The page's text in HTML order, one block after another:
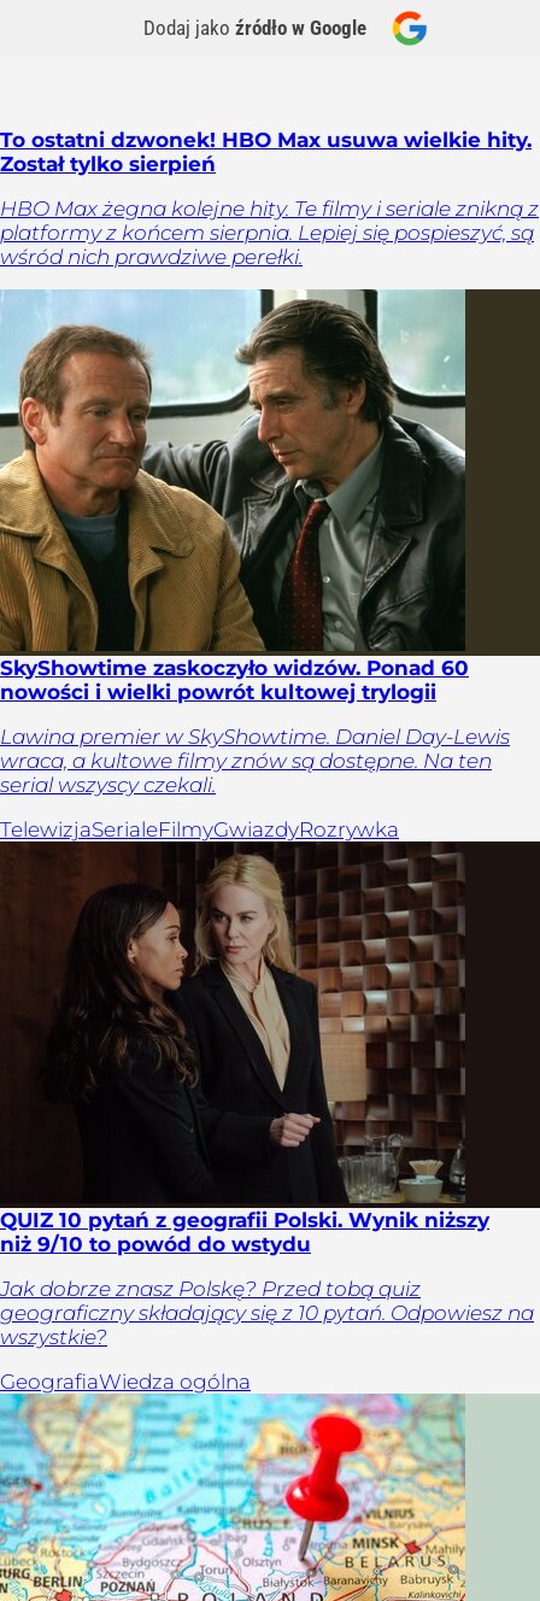
Dodaj jako źródło w Google
To ostatni dzwonek! HBO Max usuwa wielkie hity.
Został tylko sierpień
HBO Max żegna kolejne hity. Te filmy i seriale znikną z
platformy z końcem sierpnia. Lepiej się pospieszyć, są
wśród nich prawdziwe perełki.
SkyShowtime zaskoczyło widzów. Ponad 60
nowości i wielki powrót kultowej trylogii
Lawina premier w SkyShowtime. Daniel Day-Lewis
wraca, a kultowe filmy znów są dostępne. Na ten
serial wszyscy czekali.
TelewizjaSerialeFilmyGwiazdyRozrywka
QUIZ 10 pytań z geografii Polski. Wynik niższy
niż 9/10 to powód do wstydu
Jak dobrze znasz Polskę? Przed tobą quiz
geograficzny składający się z 10 pytań. Odpowiesz na
wszystkie?
GeografiaWiedza ogólna